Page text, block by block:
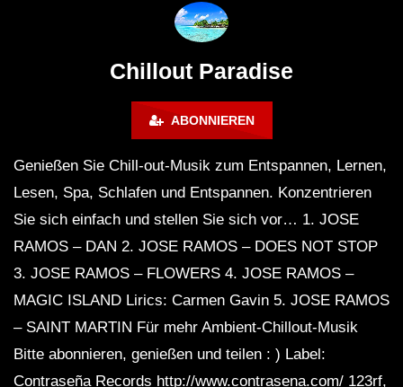
3 HOURS Chillout Ambient Music |
Café Mediterráneo 2 | Long Playlist
Lounge Chill out | New Age
Attraction | Chill Mix
DOWN TEMPO & DUB – Faidel –
Muzaikfm 029
Ambient, Psybient Mix by Lauge &
Chillout Paradise
ABONNIEREN
Genießen Sie Chill-out-Musik zum Entspannen, Lernen,
Lesen, Spa, Schlafen und Entspannen. Konzentrieren
Sie sich einfach und stellen Sie sich vor… 1. JOSE
RAMOS – DAN 2. JOSE RAMOS – DOES NOT STOP
3. JOSE RAMOS – FLOWERS 4. JOSE RAMOS –
MAGIC ISLAND Lirics: Carmen Gavin 5. JOSE RAMOS
– SAINT MARTIN Für mehr Ambient-Chillout-Musik
Bitte abonnieren, genießen und teilen : ) Label:
Contraseña Records http://www.contrasena.com/ 123rf,